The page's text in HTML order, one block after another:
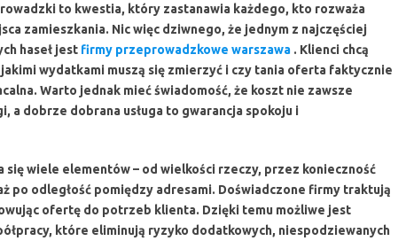
to kwestia, który zastanawia każdego, kto rozważa
zamieszkania. Nic więc dziwnego, że jednym z najczęściej
haseł jest firmy przeprowadzkowe warszawa . Klienci chcą
wydatkami muszą się zmierzyć i czy tania oferta faktycznie
Warto jednak mieć świadomość, że koszt nie zawsze
a dobrze dobrana usługa to gwarancja spokoju i
się wiele elementów – od wielkości rzeczy, przez konieczność
po odległość pomiędzy adresami. Doświadczone firmy traktują
ofertę do potrzeb klienta. Dzięki temu możliwe jest
które eliminują ryzyko dodatkowych, niespodziewanych